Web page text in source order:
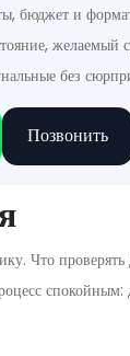
бюджет и
желаемый
без
Позвонить
Что
спокойным: